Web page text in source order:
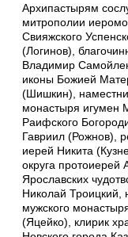
Архипастырям
митрополии
Свияжского
(Логинов),
Владимир
иконы Божией
(Шишкин),
монастыря игумен
Раифского
Гавриил (Рожнов),
иерей Никита
округа протоиерей
Ярославских
Николай Троицкий,
мужского
(Яцейко), клирик